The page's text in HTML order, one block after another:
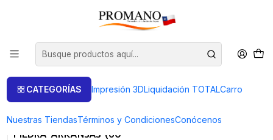
CATEGORÍAS Impresión 3DLiquidación TOTALCarro
Nuestras TiendasTérminos y CondicionesConócenos
Art. de Engaste Piedra Arkansas
Piedra Arkansas
FILTROS
0906013702|
PIEDRA ARKANSAS (60